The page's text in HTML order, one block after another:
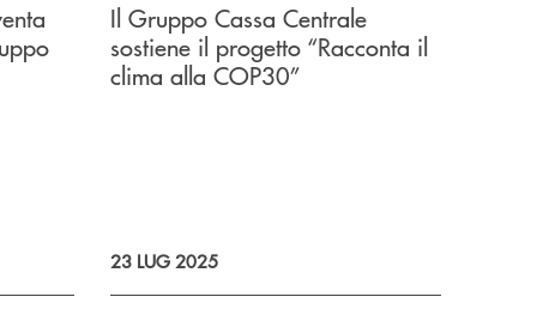
Il Gruppo Cassa Centrale
sostiene il progetto “Racconta il
clima alla COP30”
23 LUG 2025